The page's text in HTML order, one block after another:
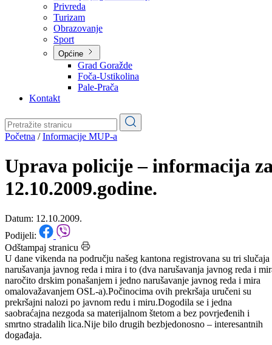
O kantonu
Simboli kantona (Grb, zastava)
Historija (digitalni muzej)
Privreda
Turizam
Obrazovanje
Općine
Pale-Prača
Kontakt
Početna/Informacije MUP-a
Uprava policije – informacija
12.10.2009.godine.
Datum: 12.10.2009.
Podijeli:
Odštampaj stranicu
U dane vikenda na području našeg kantona registrovana su tri slučaja
narušavanja javnog reda i mira i to (dva narušavanja javnog reda i
naročito drskim ponašanjem i jedno narušavanje javnog reda i mira
omalovažavanjem OSL-a).Počinocima ovih prekršaja uručeni su
prekršajni nalozi po javnom redu i miru.Dogodila se i jedna